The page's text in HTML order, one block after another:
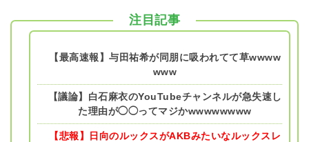
注目記事
【最高速報】与田祐希が同朋に吸われてて草wwww
www
【議論】白石麻衣のYouTubeチャンネルが急失速し
た理由が◯◯ってマジかwwwwwwww
【悲報】日向のルックスがAKBみたいなルックスレ